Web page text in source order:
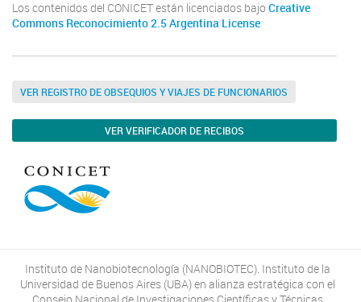
Los contenidos del CONICET están licenciados bajo Creative
Commons Reconocimiento 2.5 Argentina License
VER REGISTRO DE OBSEQUIOS Y VIAJES DE FUNCIONARIOS
VER VERIFICADOR DE RECIBOS
Instituto de Nanobiotecnología (NANOBIOTEC). Instituto de la
Universidad de Buenos Aires (UBA) en alianza estratégica con el